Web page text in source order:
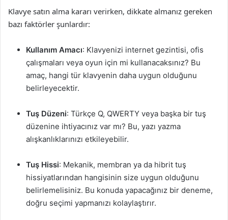
Klavye satın alma kararı verirken, dikkate almanız gereken
bazı faktörler şunlardır:
Kullanım Amacı: Klavyenizi internet gezintisi, ofis
çalışmaları veya oyun için mi kullanacaksınız? Bu
amaç, hangi tür klavyenin daha uygun olduğunu
belirleyecektir.
Tuş Düzeni: Türkçe Q, QWERTY veya başka bir tuş
düzenine ihtiyacınız var mı? Bu, yazı yazma
alışkanlıklarınızı etkileyebilir.
Tuş Hissi: Mekanik, membran ya da hibrit tuş
hissiyatlarından hangisinin size uygun olduğunu
belirlemelisiniz. Bu konuda yapacağınız bir deneme,
doğru seçimi yapmanızı kolaylaştırır.